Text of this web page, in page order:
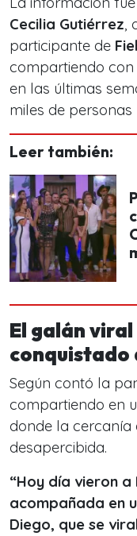
Cecilia Gutiérrez,
participante de
compartiendo con
en las últimas
miles de
Leer también:
El galán
conquistado
Según contó la
compartiendo en
donde la
desapercibida.
“Hoy día vieron a
acompañada en
Diego, que se